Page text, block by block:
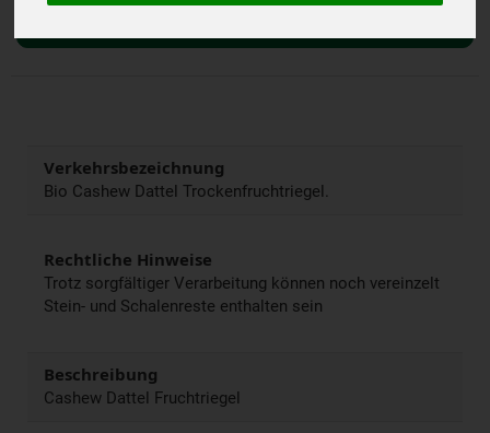
Verkehrsbezeichnung
Bio Cashew Dattel Trockenfruchtriegel.
Rechtliche Hinweise
Trotz sorgfältiger Verarbeitung können noch vereinzelt
Stein- und Schalenreste enthalten sein
Beschreibung
Cashew Dattel Fruchtriegel